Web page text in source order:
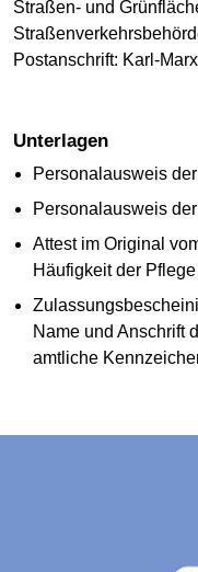
Straßen- und
Postanschrift: Karl-
Unterlagen
Personalausweis
Personalausweis
Attest im Original
Häufigkeit der
Name und Anschrift
amtliche